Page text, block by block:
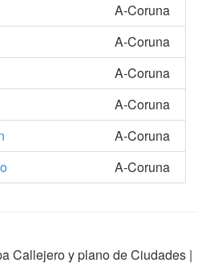
A-Coruna
A-Coruna
A-Coruna
A-Coruna
A-Coruna
A-Coruna
Callejero y plano de Ciudades|